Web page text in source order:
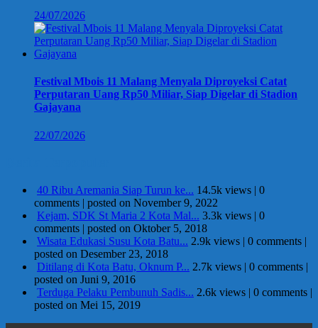
24/07/2026
Festival Mbois 11 Malang Menyala Diproyeksi Catat
Perputaran Uang Rp50 Miliar, Siap Digelar di Stadion
Gajayana
22/07/2026
40 Ribu Aremania Siap Turun ke... 14.5k views | 0
comments | posted on November 9, 2022
Kejam, SDK St Maria 2 Kota Mal... 3.3k views | 0
comments | posted on Oktober 5, 2018
Wisata Edukasi Susu Kota Batu... 2.9k views | 0 comments |
posted on Desember 23, 2018
Ditilang di Kota Batu, Oknum P... 2.7k views | 0 comments |
posted on Juni 9, 2016
Terduga Pelaku Pembunuh Sadis... 2.6k views | 0 comments |
posted on Mei 15, 2019